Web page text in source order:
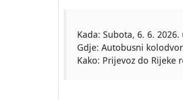
Kada: Subota, 6. 6. 2026.
Gdje: Autobusni
Kako: Prijevoz do